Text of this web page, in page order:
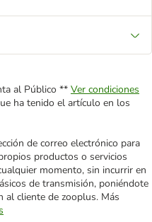
al Público ** Ver condiciones
ha tenido el artículo en los
de correo electrónico para
productos o servicios
momento, sin incurrir en
de transmisión, poniéndote
al cliente de zooplus. Más